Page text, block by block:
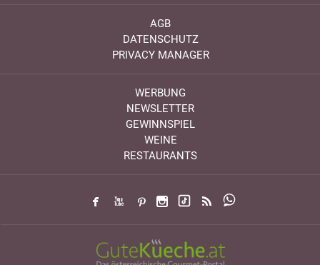
AGB
DATENSCHUTZ
PRIVACY MANAGER
WERBUNG
NEWSLETTER
GEWINNSPIEL
WEINE
RESTAURANTS